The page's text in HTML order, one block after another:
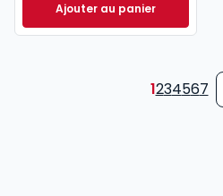
Ajouter au panier
INNEO Cabinet
1234567